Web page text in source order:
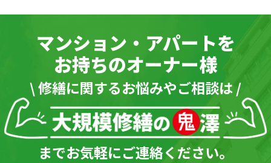
マンション・アパートを
お持ちのオーナー様
\ 修繕に関するお悩みやご相談は /
までお気軽にご連絡ください。